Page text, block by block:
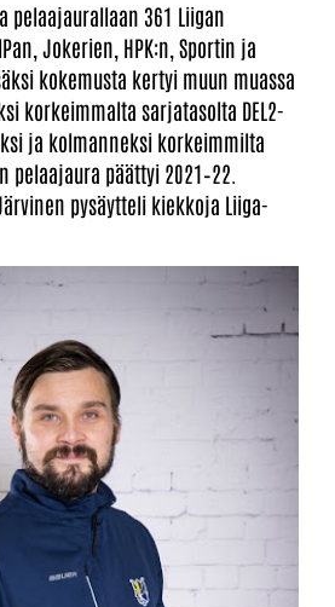
361 Liigan
Jokerien, HPK:n, Sportin ja
kokemusta kertyi muun muassa
korkeimmalta sarjatasolta DEL2-
ja kolmanneksi korkeimmilta
päättyi 2021–22.
pysäytteli kiekkoja Liiga-